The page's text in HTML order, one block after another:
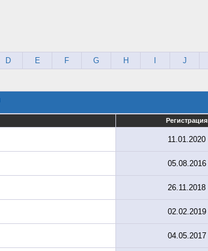
D E F G H J
Регистрация
11.01.2020
05.08.2016
26.11.2018
02.02.2019
04.05.2017